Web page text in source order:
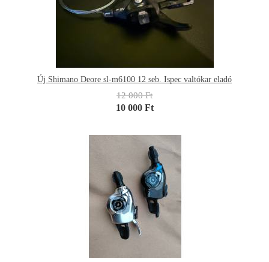
Új Shimano Deore sl-m6100 12 seb. Ispec valtókar eladó
12 000 Ft
10 000 Ft